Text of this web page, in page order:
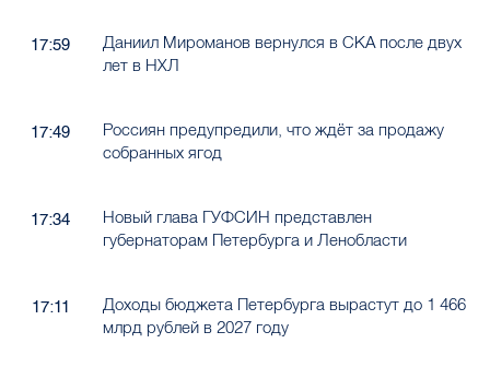
17:59
Даниил Мироманов вернулся в СКА после двух
лет в НХЛ
17:49
Россиян предупредили, что ждёт за продажу
собранных ягод
17:34
Новый глава ГУФСИН представлен
губернаторам Петербурга и Ленобласти
17:11
Доходы бюджета Петербурга вырастут до 1 466
млрд рублей в 2027 году